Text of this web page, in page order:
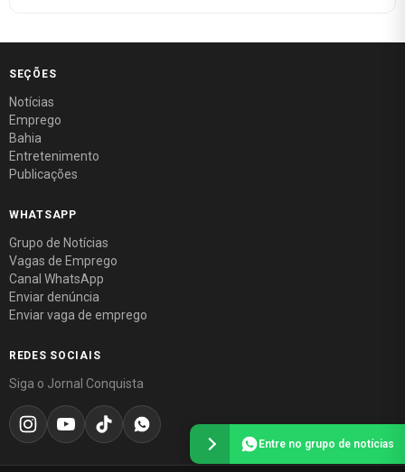
SEÇÕES
Notícias
Emprego
Bahia
Entretenimento
Publicações
WHATSAPP
Grupo de Notícias
Vagas de Emprego
Canal WhatsApp
Enviar denúncia
Enviar vaga de emprego
REDES SOCIAIS
Siga o Jornal Conquista
Entre no grupo de notícias